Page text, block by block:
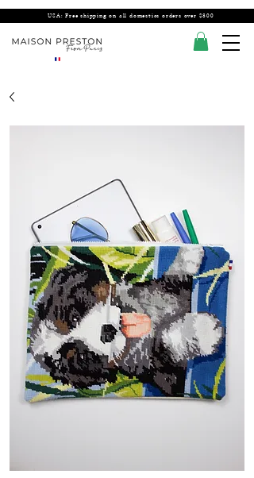
USA: Free shipping on all domestics orders over $300